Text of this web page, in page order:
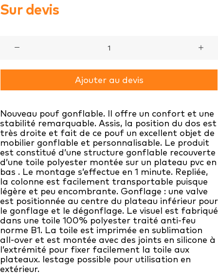
Sur devis
POUF
GONFLABLE
Ajouter au devis
Nouveau pouf gonflable. Il offre un confort et une
stabilité remarquable. Assis, la position du dos est
très droite et fait de ce pouf un excellent objet de
mobilier gonflable et personnalisable. Le produit
est constitué d’une structure gonflable recouverte
d’une toile polyester montée sur un plateau pvc en
bas . Le montage s’effectue en 1 minute. Repliée,
la colonne est facilement transportable puisque
légère et peu encombrante. Gonflage : une valve
est positionnée au centre du plateau inférieur pour
le gonflage et le dégonflage. Le visuel est fabriqué
dans une toile 100% polyester traité anti-feu
norme B1. La toile est imprimée en sublimation
all-over et est montée avec des joints en silicone à
l’extrémité pour fixer facilement la toile aux
plateaux. lestage possible pour utilisation en
extérieur.